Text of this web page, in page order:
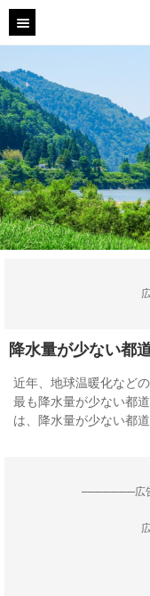
降水量が少ない都
近年、地球温暖化など
最も降水量が少ない都
は、降水量が少ない都
--------------------